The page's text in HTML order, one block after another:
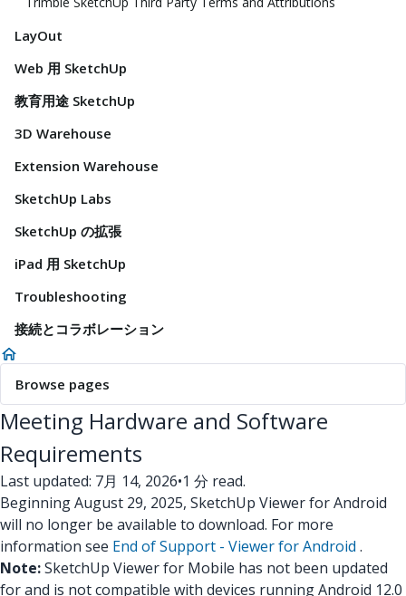
LayOut
Web 用 SketchUp
教育用途 SketchUp
3D Warehouse
Extension Warehouse
SketchUp Labs
SketchUp の拡張
iPad 用 SketchUp
Troubleshooting
接続とコラボレーション
Browse pages
Meeting Hardware and Software
Requirements
Last updated: 7月 14, 2026•1 分 read.
Beginning August 29, 2025, SketchUp Viewer for Android
will no longer be available to download. For more
information see End of Support - Viewer for Android .
Note:SketchUp Viewer for Mobile has not been updated
for and is not compatible with devices running Android 12.0